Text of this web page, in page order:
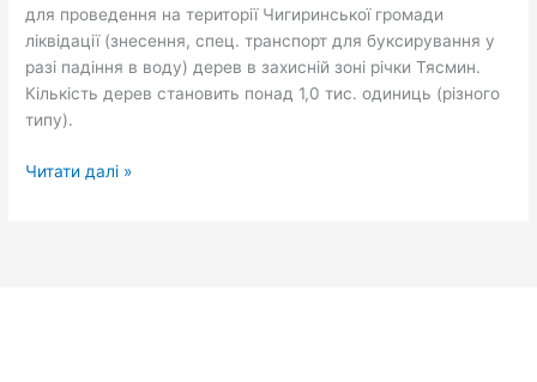
для проведення на території Чигиринської громади
ліквідації (знесення, спец. транспорт для буксирування у
разі падіння в воду) дерев в захисній зоні річки Тясмин.
Кількість дерев становить понад 1,0 тис. одиниць (різного
типу).
Читати далі »